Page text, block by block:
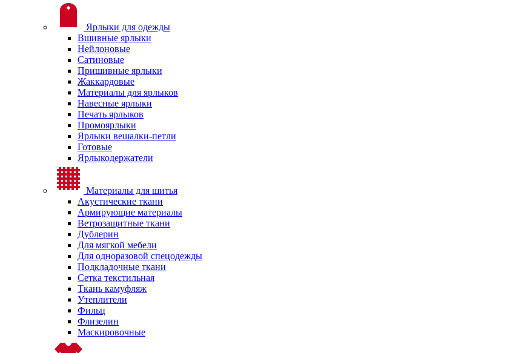
Ярлыки для одежды
Вшивные ярлыки
Нейлоновые
Сатиновые
Пришивные ярлыки
Жаккардовые
Материалы для ярлыков
Навесные ярлыки
Печать ярлыков
Промоярлыки
Ярлыки вешалки-петли
Готовые
Ярлыкодержатели
Материалы для шитья
Акустические ткани
Армирующие материалы
Ветрозащитные ткани
Дублерин
Для мягкой мебели
Для одноразовой спецодежды
Подкладочные ткани
Сетка текстильная
Ткань камуфляж
Утеплители
Фильц
Флизелин
Маскировочные